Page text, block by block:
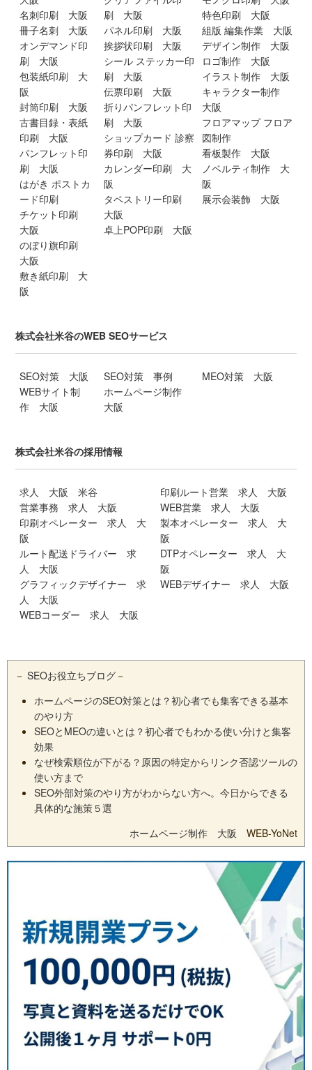
名刺印刷 大阪
冊子名刺 大阪
オンデマンド印
刷 大阪
包装紙印刷 大
阪
封筒印刷 大阪
古書目録・表紙
印刷 大阪
パンフレット印
刷 大阪
はがき ポストカ
ード印刷
チケット印刷
大阪
のぼり旗印刷
大阪
敷き紙印刷 大
阪
刷 大阪
パネル印刷 大阪
挨拶状印刷 大阪
シール ステッカー印
刷 大阪
伝票印刷 大阪
折りパンフレット印
刷 大阪
ショップカード 診察
券印刷 大阪
カレンダー印刷 大
阪
タペストリー印刷
大阪
卓上POP印刷 大阪
特色印刷 大阪
組版 編集作業 大阪
デザイン制作 大阪
ロゴ制作 大阪
イラスト制作 大阪
キャラクター制作
大阪
フロアマップ フロア
図制作
看板製作 大阪
ノベルティ制作 大
阪
展示会装飾 大阪
株式会社米谷のWEB SEOサービス
SEO対策 大阪
WEBサイト制
作 大阪
SEO対策 事例
ホームページ制作
大阪
MEO対策 大阪
株式会社米谷の採用情報
求人 大阪 米谷
営業事務 求人 大阪
印刷オペレーター 求人 大
阪
ルート配送ドライバー 求
人 大阪
グラフィックデザイナー 求
人 大阪
WEBコーダー 求人 大阪
印刷ルート営業 求人 大阪
WEB営業 求人 大阪
製本オペレーター 求人 大
阪
DTPオペレーター 求人 大
阪
WEBデザイナー 求人 大阪
－ SEOお役立ちブログ －
ホームページのSEO対策とは？初心者でも集客できる基本
のやり方
SEOとMEOの違いとは？初心者でもわかる使い分けと集客
効果
なぜ検索順位が下がる？原因の特定からリンク否認ツールの
使い方まで
SEO外部対策のやり方がわからない方へ。今日からできる
具体的な施策５選
ホームページ制作 大阪 WEB-YoNet